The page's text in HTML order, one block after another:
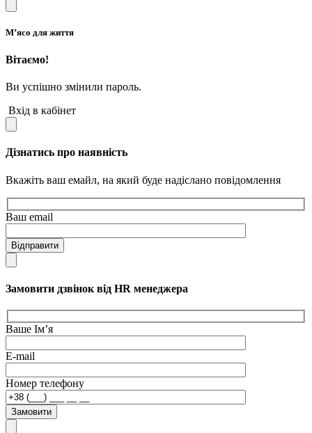
М’ясо для життя
Вітаємо!
Ви успішно змінили пароль.
Вхід в кабінет
Дізнатись про наявність
Вкажіть ваш емайл, на який буде надіслано повідомлення
Ваш email
Відправити
Замовити дзвінок від HR менеджера
Ваше Ім’я
E-mail
Номер телефону
Замовити